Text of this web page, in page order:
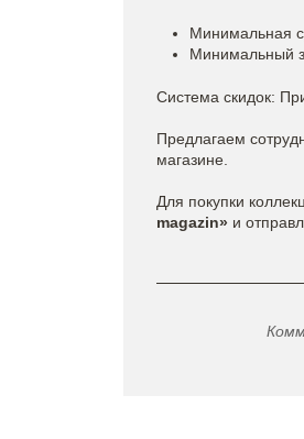
Минимальная
Минимальный
Система скидок:
Предлагаем
магазине.
Для покупки
magazin» и